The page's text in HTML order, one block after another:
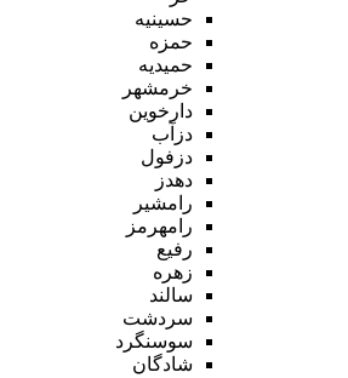
حسینیه
حمزه
حمیدیه
خرمشهر
دارخوین
دزآب
دزفول
دهدز
رامشیر
رامهرمز
رفیع
زهره
سالند
سردشت
سوسنگرد
شادگان